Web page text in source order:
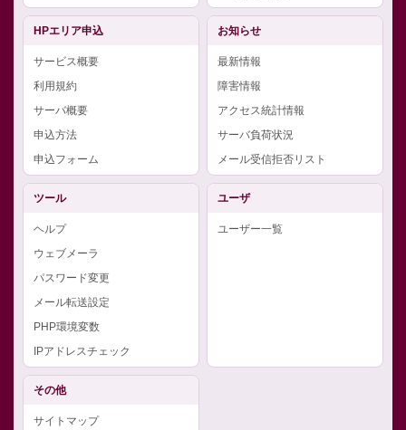
HPエリア申込
サービス概要
利用規約
サーバ概要
申込方法
申込フォーム
お知らせ
最新情報
障害情報
アクセス統計情報
サーバ負荷状況
メール受信拒否リスト
ツール
ヘルプ
ウェブメーラ
パスワード変更
メール転送設定
PHP環境変数
IPアドレスチェック
ユーザ
ユーザー一覧
その他
サイトマップ